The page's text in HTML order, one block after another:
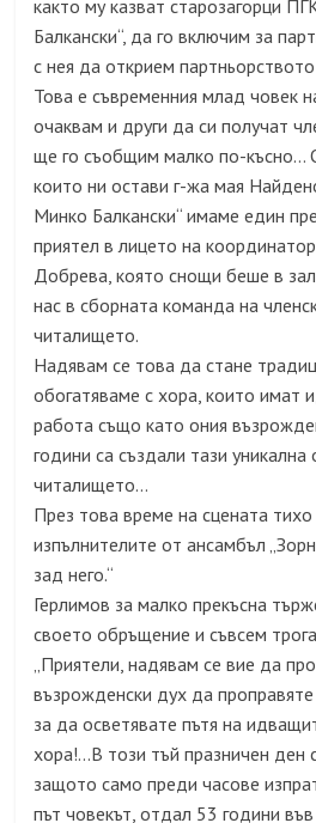
както му казват старозагорци
Балкански“, да го включим за
с нея да открием
Това е съвременния млад човек
очаквам и други да си получат
ще го съобщим малко по-късно…
които ни остави г-жа мая
Минко Балкански“ имаме един
приятел в лицето на
Добрева, която снощи беше в
нас в сборната команда на
читалището.
Надявам се това да стане
обогатяваме с хора, които имат
работа също като ония
години са създали тази уникална
читалището…
През това време на сцената
изпълнителите от ансамбъл
зад него.“
Герлимов за малко прекъсна
своето обръщение и съвсем
„Приятели, надявам се вие да
възрожденски дух да
за да осветявате пътя на
хора!…В този тъй празничен ден
защото само преди часове
път човекът, отдал 53 години